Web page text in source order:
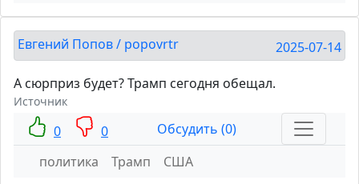
Евгений Попов / popovrtr 2025-07-14
А сюрприз будет? Трамп сегодня обещал.
Источник
0 0
Обсудить (0)
политика
Трамп США